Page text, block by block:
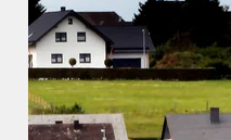
fragen & hilfe
unterstützen
abo